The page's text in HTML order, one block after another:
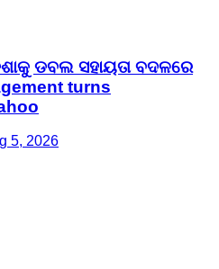
ଡବଲ ସହାୟତା ବଦଳରେ
turns
5, 2026